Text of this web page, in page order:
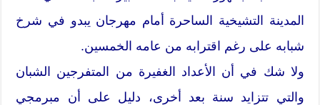
المدينة التشيخية الساحرة أمام مهرجان يبدو في شرخ
شبابه على رغم اقترابه من عامه الخمسين.
ولا شك في أن الأعداد الغفيرة من المتفرجين الشبان
والتي تتزايد سنة بعد أخرى، دليل على أن مبرمجي